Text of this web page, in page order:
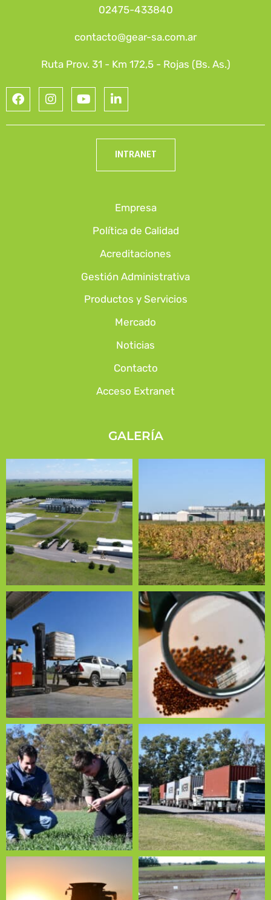
02475-433840
contacto@gear-sa.com.ar
Ruta Prov. 31 - Km 172,5 - Rojas (Bs. As.)
INTRANET
Empresa
Política de Calidad
Acreditaciones
Gestión Administrativa
Productos y Servicios
Mercado
Noticias
Contacto
Acceso Extranet
GALERÍA